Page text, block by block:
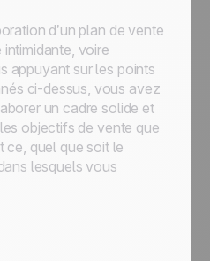
d’un plan de vente
voire
appuyant sur les points
ci-dessus, vous avez
un cadre solide et
objectifs de vente que
quel que soit le
lesquels vous